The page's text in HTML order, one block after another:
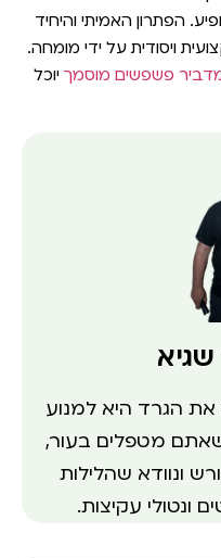
הפתרון האמיתי והיחיד
ויסודית על ידי מומחה.
פשפשים מוסמך יוכל
הגרד היא למנוע
מטפלים בעור,
ונוודא שהלילות
ונטולי עקיצות.